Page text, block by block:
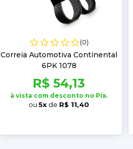
(0)
Correia Automotiva Continental
6PK 1078
R$ 54,13
à vista com desconto no Pix.
ou5x de R$ 11,40